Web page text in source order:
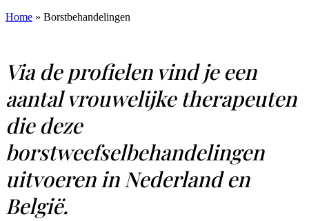
Home » Borstbehandelingen
Via de profielen vind je een
aantal vrouwelijke therapeuten
die deze
borstweefselbehandelingen
uitvoeren in Nederland en
België.